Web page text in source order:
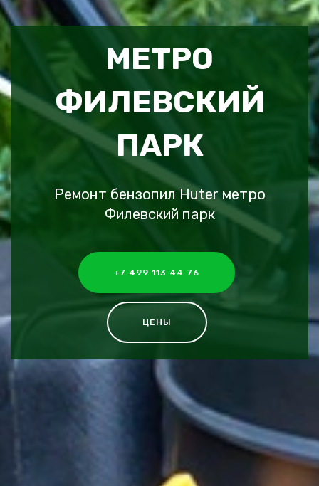
МЕТРО
ФИЛЕВСКИЙ
ПАРК
Ремонт бензопил Huter метро
Филевский парк
+7 499 113 44 76
ЦЕНЫ